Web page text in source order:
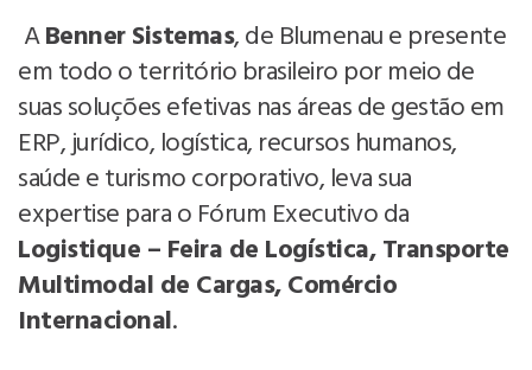
ABenner Sistemas, de Blumenau e presente
em todo o território brasileiro por meio de
suas soluções efetivas nas áreas de gestão em
ERP, jurídico, logística, recursos humanos,
saúde e turismo corporativo, leva sua
expertise para o Fórum Executivo da
Logistique – Feira de Logística, Transporte
Multimodal de Cargas, Comércio
Internacional.